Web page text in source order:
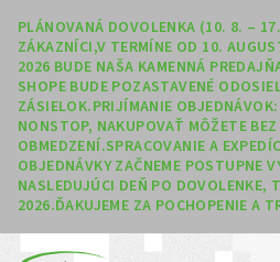
PLÁNOVANÁ DOVOLENKA (10. 8. –
ZÁKAZNÍCI,V TERMÍNE OD 10.
2026 BUDE NAŠA KAMENNÁ
SHOPE BUDE POZASTAVENÉ
ZÁSIELOK.PRIJÍMANIE
NONSTOP, NAKUPOVAŤ MÔŽETE BEZ
OBMEDZENÍ.SPRACOVANIE A
OBJEDNÁVKY ZAČNEME POSTUPNE
NASLEDUJÚCI DEŇ PO DOVOLENKE,
2026.ĎAKUJEME ZA POCHOPENIE A